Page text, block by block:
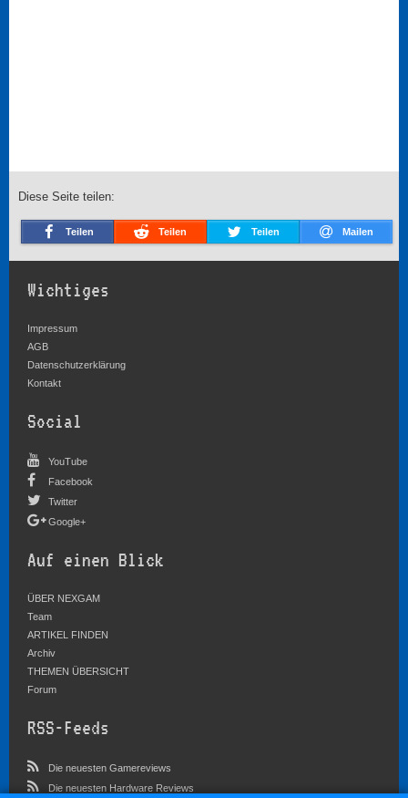
Diese Seite teilen:
Teilen Teilen Teilen Mailen
Wichtiges
Impressum
AGB
Datenschutzerklärung
Kontakt
Social
YouTube
Facebook
Twitter
Google+
Auf einen Blick
ÜBER NEXGAM
Team
ARTIKEL FINDEN
Archiv
THEMEN ÜBERSICHT
Forum
RSS-Feeds
Die neuesten Gamereviews
Die neuesten Hardware Reviews